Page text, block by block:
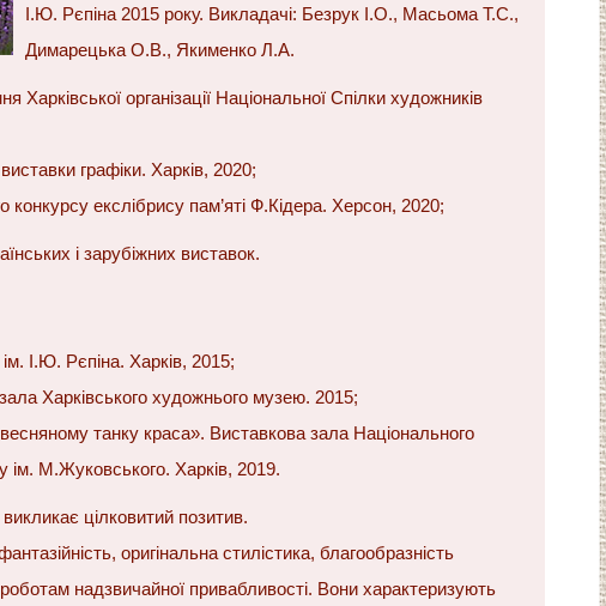
І.Ю. Рєпіна 2015 року. Викладачі: Безрук І.О., Масьома Т.С.,
Димарецька О.В., Якименко Л.А.
Харківської організації Національної Спілки художників
графіки. Харків, 2020;
конкурсу екслібрису пам’яті Ф.Кідера. Херсон, 2020;
і зарубіжних виставок.
І.Ю. Рєпіна. Харків, 2015;
Харківського художнього музею. 2015;
танку краса». Виставкова зала Національного
ім. М.Жуковського. Харків, 2019.
цілковитий позитив.
оригінальна стилістика, благообразність
надзвичайної привабливості. Вони характеризують